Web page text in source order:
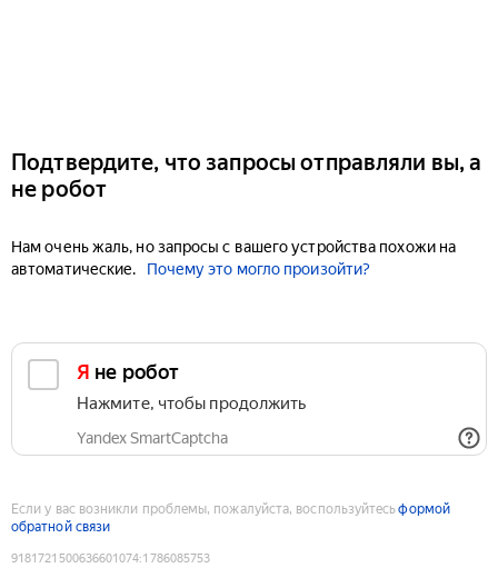
Подтвердите, что запросы отправляли вы, а
не робот
Нам очень жаль, но запросы с вашего устройства похожи на
автоматические.
Почему это могло произойти?
Я не робот
Нажмите, чтобы продолжить
Yandex SmartCaptcha
Если у вас возникли проблемы, пожалуйста, воспользуйтесьформой
обратной связи
9181721500636601074:1786085753